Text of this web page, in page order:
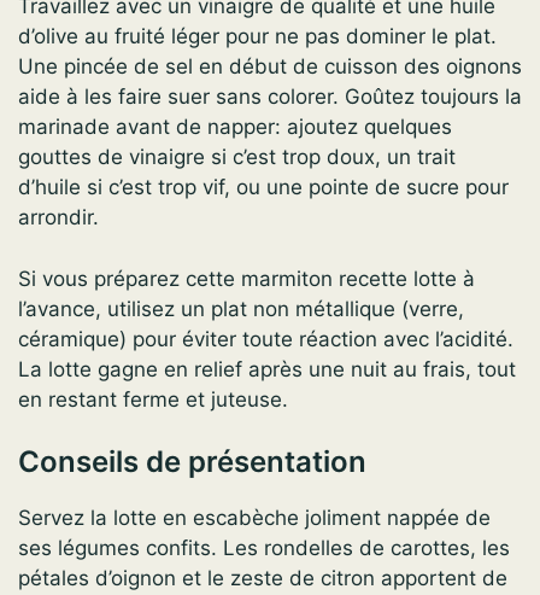
Travaillez avec un vinaigre de qualité et une huile
d’olive au fruité léger pour ne pas dominer le plat.
Une pincée de sel en début de cuisson des oignons
aide à les faire suer sans colorer. Goûtez toujours la
marinade avant de napper: ajoutez quelques
gouttes de vinaigre si c’est trop doux, un trait
d’huile si c’est trop vif, ou une pointe de sucre pour
arrondir.
Si vous préparez cette marmiton recette lotte à
l’avance, utilisez un plat non métallique (verre,
céramique) pour éviter toute réaction avec l’acidité.
La lotte gagne en relief après une nuit au frais, tout
en restant ferme et juteuse.
Conseils de présentation
Servez la lotte en escabèche joliment nappée de
ses légumes confits. Les rondelles de carottes, les
pétales d’oignon et le zeste de citron apportent de